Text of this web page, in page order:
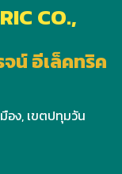
CO.,
จน์ อีเล็คทริค
อง, เขตปทุมวัน